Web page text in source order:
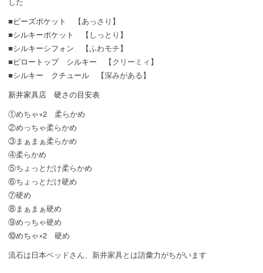
■ビーズポケット
【あっさり】
■シルキーポケット
【しっとり】
■シルキーシフォン 【ふわモチ】
■ピロートップ シルキー
【クリーミィ】
■シルキー クチュール【深みがある】
新井家具店 硬さの目安表
①めちゃ×2 柔らかめ
②めっちゃ柔らかめ
③まぁまぁ柔らかめ
④柔らかめ
⑤ちょっとだけ柔らかめ
⑥ちょっとだけ硬め
⑦硬め
⑧まぁまぁ硬め
⑨めっちゃ硬め
⑩めちゃ×2 硬め
流石は日本ベッドさん、新井家具とは語彙力がちがいます